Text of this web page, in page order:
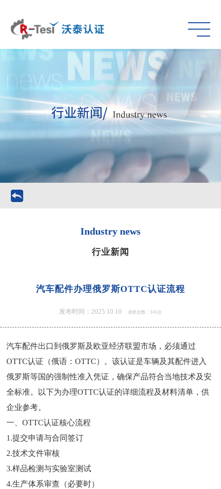
Industry news
行业新闻
汽车配件办理俄罗斯OTTC认证流程
发布时间：2025.10.10 浏览次数：345次
汽车配件出口到俄罗斯及欧亚经济联盟市场，必须通过
OTTC认证（俄语：ОТТС）。该认证是车辆及其配件进入
俄罗斯等国的强制性准入凭证，确保产品符合当地技术及安
全标准。以下为办理OTTC认证的详细流程及材料清单，供
企业参考。
一、OTTC认证核心流程
1.提交申请与合同签订
2.技术文件审核
3.样品检测与实验室测试
4.生产体系审查（必要时）